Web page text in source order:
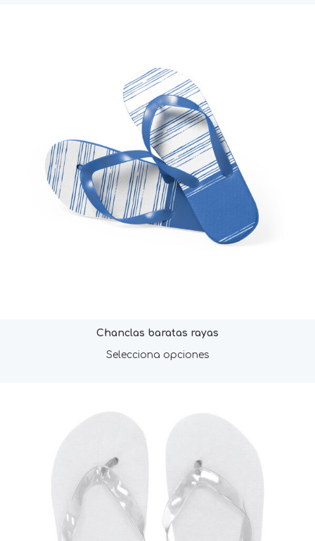
Chanclas baratas rayas
Selecciona opciones